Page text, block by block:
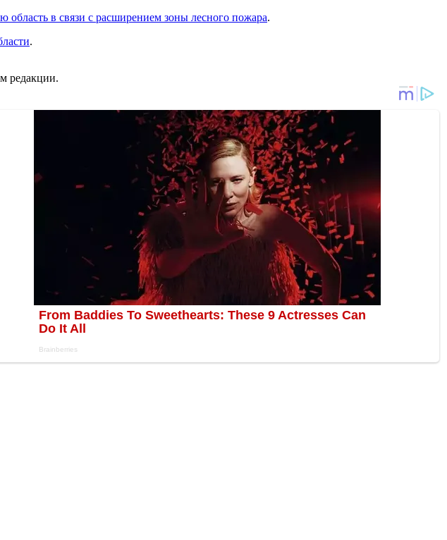
область в связи с расширением зоны лесного пожара.
.
редакции.